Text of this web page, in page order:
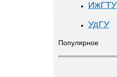
ИжГТУ
УдГУ
Популярное